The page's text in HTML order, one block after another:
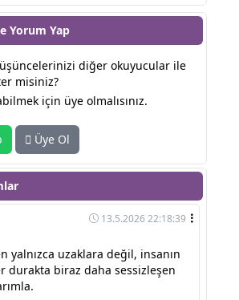
Yorum Yap
diğer okuyucular ile
misiniz?
için üye olmalısınız.
Üye Ol
13.5.2026 22:18:39
yalnızca uzaklara değil, insanın
biraz daha sessizleşen